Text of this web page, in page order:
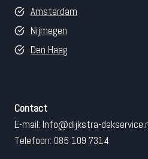
Amsterdam
Nijmegen
Den Haag
Contact
E-mail: Info@dijkstra-
Telefoon: 085 109 7314